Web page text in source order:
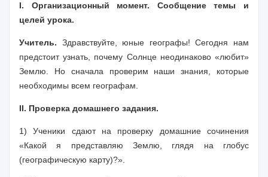
I. Организационный момент. Сообщение темы и
целей урока.
Учитель. Здравствуйте, юные географы! Сегодня нам
предстоит узнать, почему Солнце неодинаково «любит»
Землю. Но сначала проверим наши знания, которые
необходимы всем географам.
II. Проверка домашнего задания.
1) Ученики сдают на проверку домашние сочинения
«Какой я представляю Землю, глядя на глобус
(географическую карту)?».